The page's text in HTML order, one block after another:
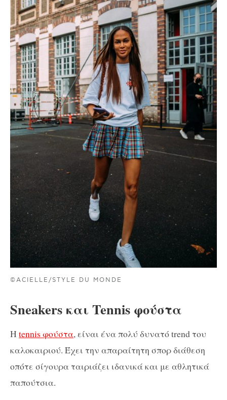
©ACIELLE/STYLE DU MONDE
Sneakers και Tennis φούστα
Η tennis φούστα, είναι ένα πολύ δυνατό trend του
καλοκαιριού. Έχει την απαραίτητη σπορ διάθεση
οπότε σίγουρα ταιριάζει ιδανικά και με αθλητικά
παπούτσια.